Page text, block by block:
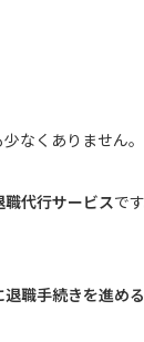
なくありません。
代行サービスです
職手続きを進め